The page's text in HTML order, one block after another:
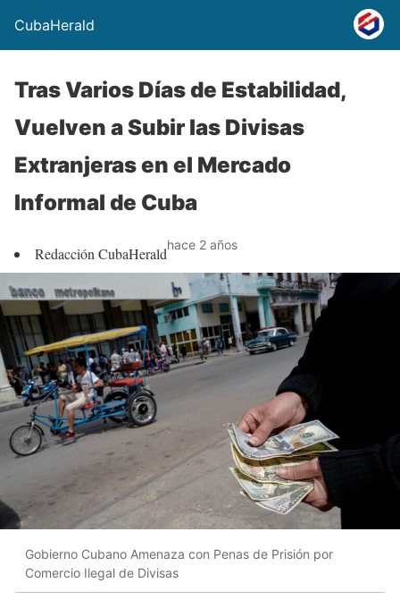
CubaHerald
Tras Varios Días de Estabilidad,
Vuelven a Subir las Divisas
Extranjeras en el Mercado
Informal de Cuba
Redacción CubaHeraldhace 2 años
Gobierno Cubano Amenaza con Penas de Prisión por
Comercio Ilegal de Divisas